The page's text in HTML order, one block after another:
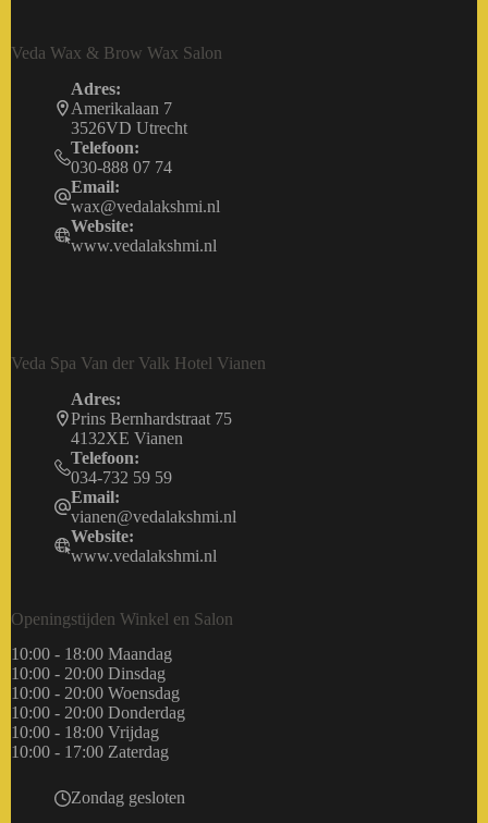
Veda Wax & Brow Wax Salon
Adres:
Amerikalaan 7
3526VD Utrecht
Telefoon:
030-888 07 74
Email:
wax@vedalakshmi.nl
Website:
www.vedalakshmi.nl
Veda Spa Van der Valk Hotel Vianen
Adres:
Prins Bernhardstraat 75
4132XE Vianen
Telefoon:
034-732 59 59
Email:
vianen@vedalakshmi.nl
Website:
www.vedalakshmi.nl
Openingstijden Winkel en Salon
10:00 - 18:00 Maandag
10:00 - 20:00 Dinsdag
10:00 - 20:00 Woensdag
10:00 - 20:00 Donderdag
10:00 - 18:00 Vrijdag
10:00 - 17:00 Zaterdag
Zondag gesloten